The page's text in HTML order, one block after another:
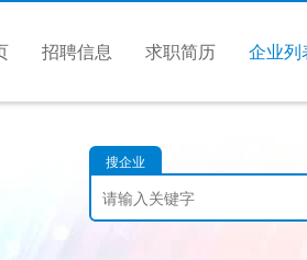
招聘信息 求职简历 企业列
搜企业